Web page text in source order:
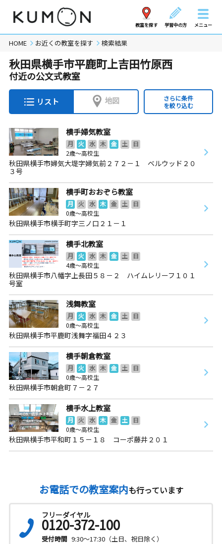
教室を探す 学習中の方 メニュー
HOME お近くの教室を探す 検索結果
秋田県横手市平鹿町上吉田竹原西
付近の公文式教室
リスト 地図
さらに条件
を絞り込む
横手婦気教室
月 火 水 木 金 土
日
2歳～高校生
秋田県横手市婦気大堤字婦気前２７２－１ ベルウッド２０
３号
横手町おおぞら教室
月 火 水 木 金 土
日
0歳～高校生
秋田県横手市横手町字三ノ口２１－１
横手北教室
月 火 水 木 金 土
日
4歳～高校生
秋田県横手市八幡字上長田５８－２ ハイムレリーフ１０１
号室
浅舞教室
月 火 水 木 金 土
日
0歳～高校生
秋田県横手市平鹿町浅舞字福田４２３
横手朝倉教室
月 火 水 木 金 土
日
0歳～高校生
秋田県横手市朝倉町７－２７
横手水上教室
月 火 水 木 金 土
日
0歳～高校生
秋田県横手市平和町１５－１８ コーポ藤井２０１
お電話での教室案内も行っています
フリーダイヤル
0120-372-100
受付時間 9:30～17:30（土日、祝日除く）